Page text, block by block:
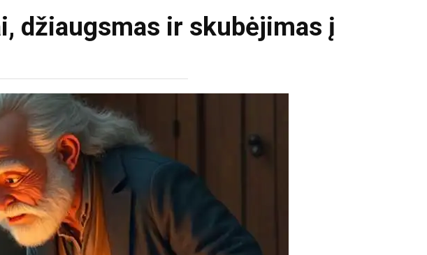
džiaugsmas ir skubėjimas į